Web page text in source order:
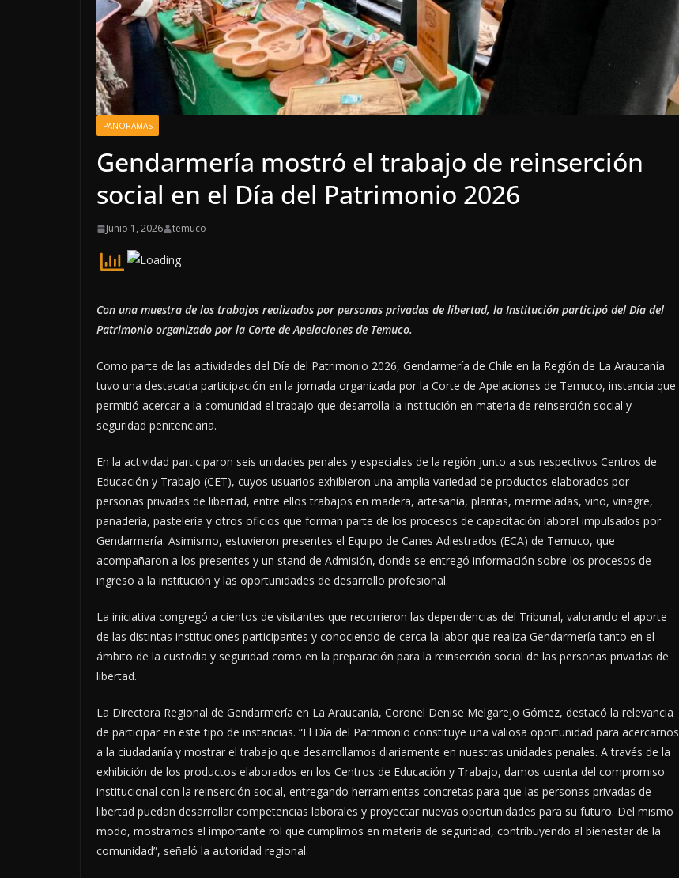
PANORAMAS
Gendarmería mostró el trabajo de reinserción
social en el Día del Patrimonio 2026
Junio 1, 2026 temuco
Con una muestra de los trabajos realizados por personas privadas de libertad, la Institución participó del Día del
Patrimonio organizado por la Corte de Apelaciones de Temuco.
Como parte de las actividades del Día del Patrimonio 2026, Gendarmería de Chile en la Región de La Araucanía
tuvo una destacada participación en la jornada organizada por la Corte de Apelaciones de Temuco, instancia que
permitió acercar a la comunidad el trabajo que desarrolla la institución en materia de reinserción social y
seguridad penitenciaria.
En la actividad participaron seis unidades penales y especiales de la región junto a sus respectivos Centros de
Educación y Trabajo (CET), cuyos usuarios exhibieron una amplia variedad de productos elaborados por
personas privadas de libertad, entre ellos trabajos en madera, artesanía, plantas, mermeladas, vino, vinagre,
panadería, pastelería y otros oficios que forman parte de los procesos de capacitación laboral impulsados por
Gendarmería. Asimismo, estuvieron presentes el Equipo de Canes Adiestrados (ECA) de Temuco, que
acompañaron a los presentes y un stand de Admisión, donde se entregó información sobre los procesos de
ingreso a la institución y las oportunidades de desarrollo profesional.
La iniciativa congregó a cientos de visitantes que recorrieron las dependencias del Tribunal, valorando el aporte
de las distintas instituciones participantes y conociendo de cerca la labor que realiza Gendarmería tanto en el
ámbito de la custodia y seguridad como en la preparación para la reinserción social de las personas privadas de
libertad.
La Directora Regional de Gendarmería en La Araucanía, Coronel Denise Melgarejo Gómez, destacó la relevancia
de participar en este tipo de instancias. “El Día del Patrimonio constituye una valiosa oportunidad para acercarnos
a la ciudadanía y mostrar el trabajo que desarrollamos diariamente en nuestras unidades penales. A través de la
exhibición de los productos elaborados en los Centros de Educación y Trabajo, damos cuenta del compromiso
institucional con la reinserción social, entregando herramientas concretas para que las personas privadas de
libertad puedan desarrollar competencias laborales y proyectar nuevas oportunidades para su futuro. Del mismo
modo, mostramos el importante rol que cumplimos en materia de seguridad, contribuyendo al bienestar de la
comunidad”, señaló la autoridad regional.